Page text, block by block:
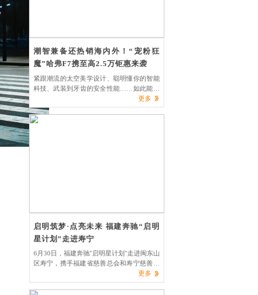
潮智兼备还热销海内外！“宠粉狂
魔”哈弗F7携至高2.5万钜惠来袭
紧跟潮流的太空美学设计、聪明懂你的智能
科技、武装到牙齿的安全性能……如此能打
的哈弗F7自然备受海内外消费者青睐，用户
口碑杠杠的。现在入手更有至高25000元综
合钜惠等购车大礼包，这样的人气“爆款”还
更多
启明筑梦·点亮未来 福建奔驰“启明
星计划”走进寿宁
6月30日，福建奔驰"启明星计划"走进闽东山
区寿宁，携手福建省慈善总会和寿宁慈善总
会在寿宁县南阳中心小学举办"启明筑梦·点
织部长雷春雄和寿宁县人民政府党组成员、
更多